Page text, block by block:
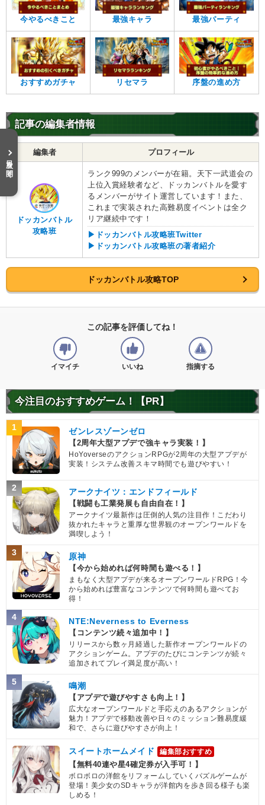
今やるべきこと 最強キャラ 最強パーティ
おすすめガチャ リセマラ 序盤の進め方
記事の編集者情報
編集者 プロフィール
ドッカンバトル
攻略班
ランク999のメンバーが在籍。天下一武道会の
上位入賞経験者など、ドッカンバトルを愛す
るメンバーがサイト運営しています！また、
これまで実装された高難易度イベントは全ク
リア継続中です！
▶ドッカンバトル攻略班Twitter
▶ドッカンバトル攻略班の著者紹介
ドッカンバトル攻略TOP
この記事を評価してね！
イマイチ いいね 指摘する
今注目のおすすめゲーム！【PR】
1 ゼンレスゾーンゼロ
【2周年大型アプデで強キャラ実装！】
HoYoverseのアクションRPGが2周年の大型アプデが
実装！システム改善スキマ時間でも遊びやすい！
2 アークナイツ：エンドフィールド
【戦闘も工業発展も自由自在！】
アークナイツ最新作は圧倒的人気の注目作！こだわり
抜かれたキャラと重厚な世界観のオープンワールドを
満喫しよう！
3 原神
【今から始めれば何時間も遊べる！】
まもなく大型アプデが来るオープンワールドRPG！今
から始めれば豊富なコンテンツで何時間も遊べてお
得！
4 NTE:Neverness to Everness
【コンテンツ続々追加中！】
リリースから数ヶ月経過した新作オープンワールドの
アクションゲーム。アプデのたびにコンテンツが続々
追加されてプレイ満足度が高い！
5 鳴潮
【アプデで遊びやすさも向上！】
広大なオープンワールドと手応えのあるアクションが
魅力！アプデで移動改善や日々のミッション難易度緩
和で、さらに遊びやすさが向上！
スイートホームメイド 編集部おすすめ
【無料40連や星4確定券が入手可！】
ボロボロの洋館をリフォームしていくパズルゲームが
登場！美少女のSDキャラが洋館内を歩き回る様子も楽
しめる！
目次を開く